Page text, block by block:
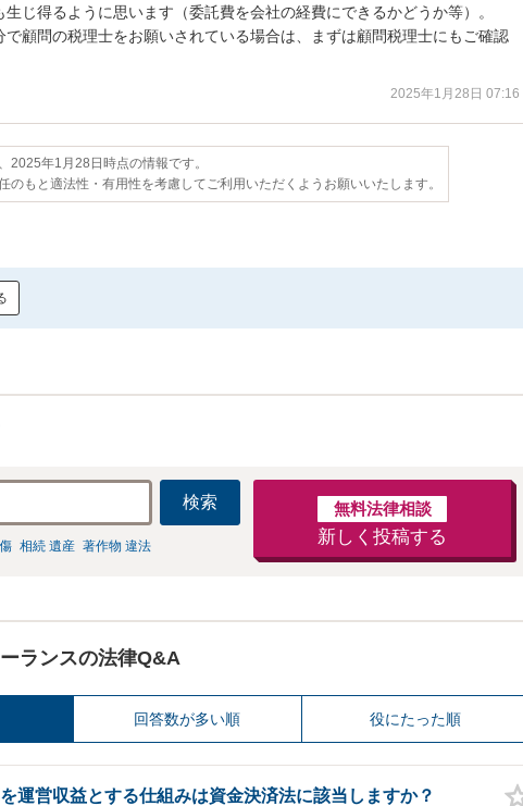
生じ得るように思います（委託費を会社の経費にできるかどうか等）。
で顧問の税理士をお願いされている場合は、まずは顧問税理士にもご確認
2025年1月28日 07:16
2025年1月28日時点の情報です。
のもと適法性・有用性を考慮してご利用いただくようお願いいたします。
検索
相続 遺産 著作物 違法
無料法律相談
新しく投稿する
ランスの法律Q&A
回答数が多い順 役にたった順
運営収益とする仕組みは資金決済法に該当しますか？